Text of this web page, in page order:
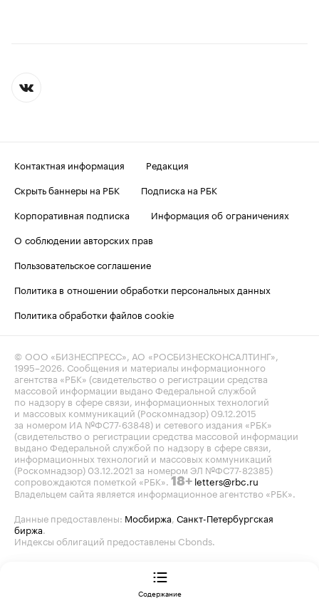
Контактная информация
Редакция
Скрыть баннеры на РБК
Подписка на РБК
Корпоративная подписка
Информация об ограничениях
О соблюдении авторских прав
Пользовательское соглашение
Политика в отношении обработки персональных данных
Политика обработки файлов cookie
© ООО «БИЗНЕСПРЕСС», АО «РОСБИЗНЕСКОНСАЛТИНГ»,
1995–2026. Сообщения и материалы информационного
агентства «РБК» (свидетельство о регистрации средства
массовой информации выдано Федеральной службой
по надзору в сфере связи, информационных технологий
и массовых коммуникаций (Роскомнадзор) 09.12.2015
за номером ИА №ФС77-63848) и сетевого издания «РБК»
(свидетельство о регистрации средства массовой информации
выдано Федеральной службой по надзору в сфере связи,
информационных технологий и массовых коммуникаций
(Роскомнадзор) 03.12.2021 за номером ЭЛ №ФС77-82385)
сопровождаются пометкой «РБК». 18+ letters@rbc.ru
Владельцем сайта является информационное агентство «РБК».
Данные предоставлены: Мосбиржа, Санкт-Петербургская
биржа.
Индексы облигаций предоставлены Cbonds.
Содержание